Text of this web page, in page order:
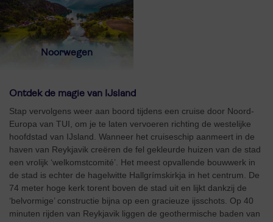
Noorwegen
Ontdek de magie van IJsland
Stap vervolgens weer aan boord tijdens een cruise door Noord-
Europa van TUI, om je te laten vervoeren richting de westelijke
hoofdstad van IJsland. Wanneer het cruiseschip aanmeert in de
haven van Reykjavik creëren de fel gekleurde huizen van de stad
een vrolijk ‘welkomstcomité’. Het meest opvallende bouwwerk in
de stad is echter de hagelwitte Hallgrímskirkja in het centrum. De
74 meter hoge kerk torent boven de stad uit en lijkt dankzij de
‘belvormige’ constructie bijna op een gracieuze ijsschots. Op 40
minuten rijden van Reykjavik liggen de geothermische baden van